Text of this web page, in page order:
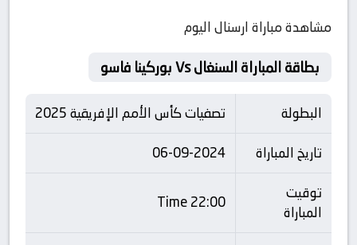
مشاهدة مباراة ارسنال اليوم
بطاقة المباراة السنغال Vs بوركينا فاسو
البطولة
تصفيات كأس الأمم الإفريقية 2025
تاريخ المباراة
06-09-2024
توقيت
المباراة
22:00 Time